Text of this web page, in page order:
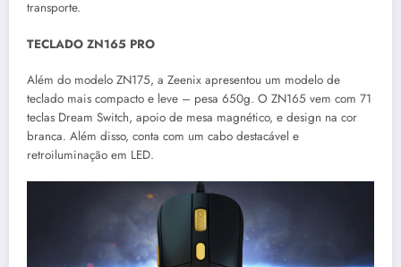
transporte.
TECLADO ZN165 PRO
Além do modelo ZN175, a Zeenix apresentou um modelo de
teclado mais compacto e leve – pesa 650g. O ZN165 vem com 71
teclas Dream Switch, apoio de mesa magnético, e design na cor
branca. Além disso, conta com um cabo destacável e
retroiluminação em LED.